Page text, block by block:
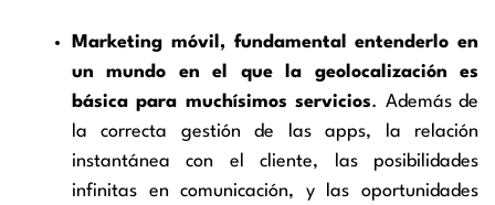
Marketing móvil, fundamental entenderlo en
un mundo en el que la geolocalización es
básica para muchísimos servicios. Además de
la correcta gestión de las apps, la relación
instantánea con el cliente, las posibilidades
infinitas en comunicación, y las oportunidades